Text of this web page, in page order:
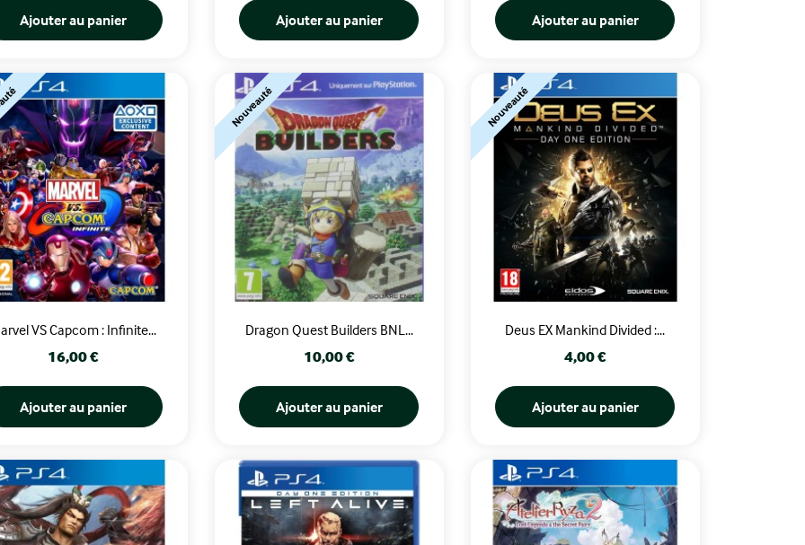
Ajouter au panier Ajouter au panier Ajouter au panier
VS Capcom : Infinite...
Prix
16,00 €
Ajouter au panier
Dragon Quest Builders BNL...
Prix
10,00 €
Ajouter au panier
Nouveauté
Deus EX Mankind Divided :...
Prix
4,00 €
Ajouter au panier
Nouveauté